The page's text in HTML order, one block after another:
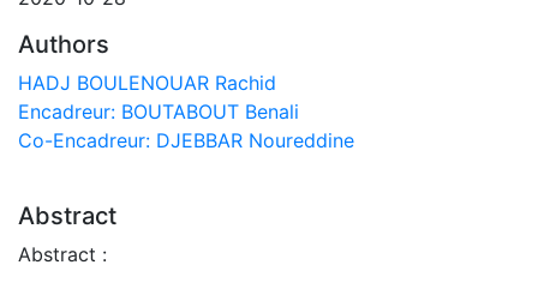
Authors
HADJ BOULENOUAR Rachid
Encadreur: BOUTABOUT Benali
Co-Encadreur: DJEBBAR Noureddine
Abstract
Abstract :